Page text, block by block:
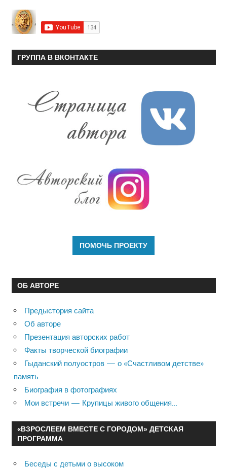
ГРУППА В ВКОНТАКТЕ
ОБ АВТОРЕ
Предыстория сайта
Об авторе
Презентация авторских работ
Факты творческой биографии
Гыданский полуостров — о «Счастливом детстве»
память
Биография в фотографиях
Мои встречи — Крупицы живого общения…
«ВЗРОСЛЕЕМ ВМЕСТЕ С ГОРОДОМ» ДЕТСКАЯ
ПРОГРАММА
Беседы с детьми о высоком